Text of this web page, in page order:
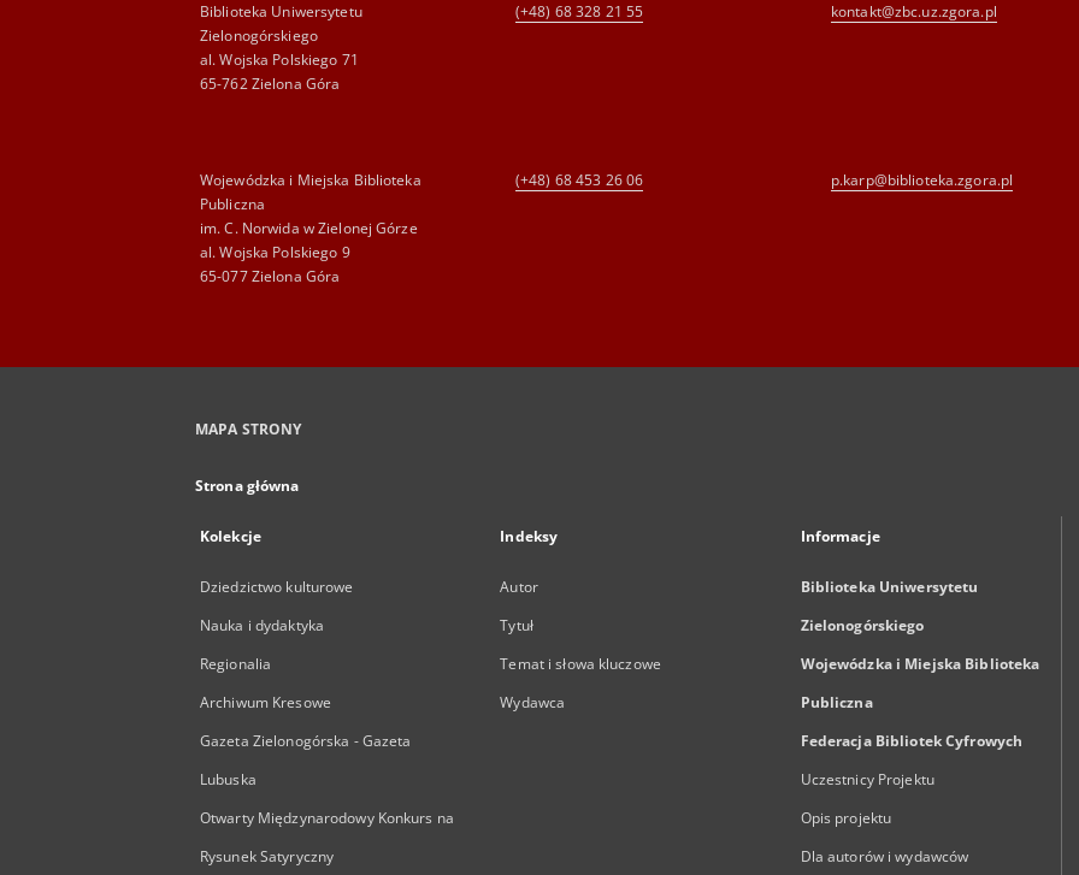
Biblioteka Uniwersytetu
Zielonogórskiego
al. Wojska Polskiego 71
65-762 Zielona Góra
(+48) 68 328 21 55 kontakt@zbc.uz.zgora.pl
Wojewódzka i Miejska Biblioteka
Publiczna
im. C. Norwida w Zielonej Górze
al. Wojska Polskiego 9
65-077 Zielona Góra
(+48) 68 453 26 06 p.karp@biblioteka.zgora.pl
MAPA STRONY
Strona główna
Kolekcje
Dziedzictwo kulturowe
Nauka i dydaktyka
Regionalia
Archiwum Kresowe
Gazeta Zielonogórska - Gazeta
Lubuska
Otwarty Międzynarodowy Konkurs na
Rysunek Satyryczny
Indeksy
Autor
Tytuł
Temat i słowa kluczowe
Wydawca
Informacje
Biblioteka Uniwersytetu
Zielonogórskiego
Wojewódzka i Miejska Biblioteka
Publiczna
Federacja Bibliotek Cyfrowych
Uczestnicy Projektu
Opis projektu
Dla autorów i wydawców